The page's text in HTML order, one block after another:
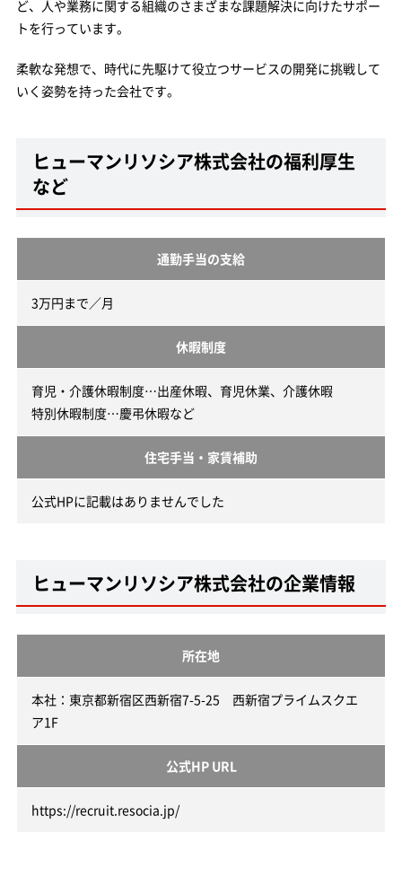
ど、人や業務に関する組織のさまざまな課題解決に向けたサポー
トを行っています。
柔軟な発想で、時代に先駆けて役立つサービスの開発に挑戦して
いく姿勢を持った会社です。
ヒューマンリソシア株式会社の福利厚生
など
通勤手当の支給
3万円まで／月
休暇制度
育児・介護休暇制度…出産休暇、育児休業、介護休暇
特別休暇制度…慶弔休暇など
住宅手当・家賃補助
公式HPに記載はありませんでした
ヒューマンリソシア株式会社の企業情報
所在地
本社：東京都新宿区西新宿7-5-25 西新宿プライムスクエ
ア1F
公式HP URL
https://recruit.resocia.jp/